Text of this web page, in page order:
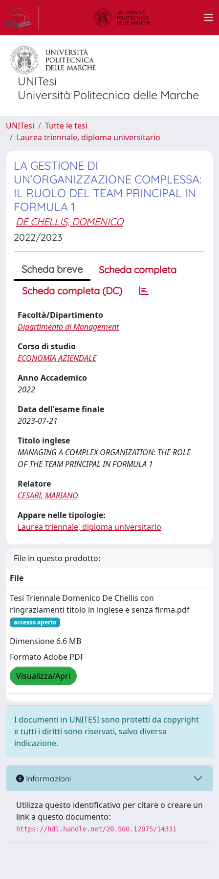
UNITesi
Università Politecnica delle Marche
UNITesi
Tutte le tesi
Laurea triennale, diploma universitario
LA GESTIONE DI
UN’ORGANIZZAZIONE COMPLESSA:
IL RUOLO DEL TEAM PRINCIPAL IN
FORMULA 1
DE CHELLIS, DOMENICO
2022/2023
Scheda breve
Scheda completa
Scheda completa (DC)
Facoltà/Dipartimento
Dipartimento di Management
Corso di studio
ECONOMIA AZIENDALE
Anno Accademico
2022
Data dell'esame finale
2023-07-21
Titolo inglese
MANAGING A COMPLEX ORGANIZATION: THE ROLE
OF THE TEAM PRINCIPAL IN FORMULA 1
Relatore
CESARI, MARIANO
Appare nelle tipologie:
Laurea triennale, diploma universitario
File in questo prodotto:
File
Tesi Triennale Domenico De Chellis con
ringraziamenti titolo in inglese e senza firma.pdf
accesso aperto
Dimensione 6.6 MB
Formato Adobe PDF
Visualizza/Apri
I documenti in UNITESI sono protetti da copyright
e tutti i diritti sono riservati, salvo diversa
indicazione.
Informazioni
Utilizza questo identificativo per citare o creare un
link a questo documento:
https://hdl.handle.net/20.500.12075/14331